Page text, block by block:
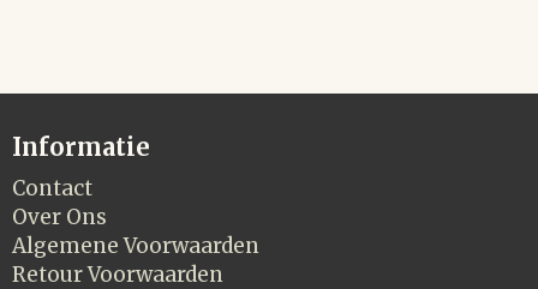
Informatie
Contact
Over Ons
Algemene Voorwaarden
Retour Voorwaarden